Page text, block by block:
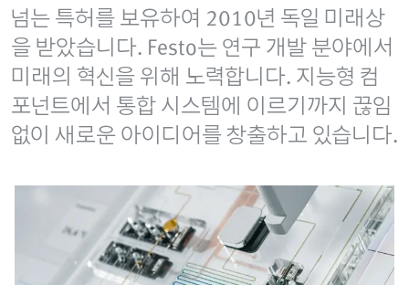
넘는 특허를 보유하여 2010년 독일 미래상
을 받았습니다. Festo는 연구 개발 분야에서
미래의 혁신을 위해 노력합니다. 지능형 컴
포넌트에서 통합 시스템에 이르기까지 끊임
없이 새로운 아이디어를 창출하고 있습니다.